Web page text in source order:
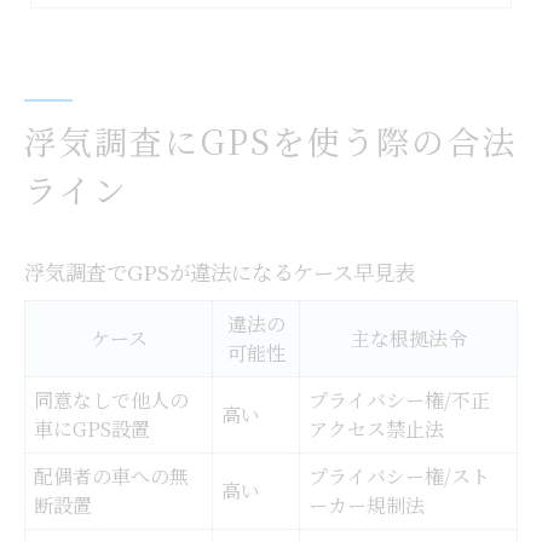
浮気調査用GPS端末タイプ別比較表
小型GPSとアプリの違いを理解しよう
浮気調査に適したGPSの選び方ガイド
自分でできる浮気調査とGPS活用のリスク
自力で浮気調査を行う手順と注意点表
浮気調査GPS利用時にバレる要因とは
自分でGPSを使う場合のリスクを解説
浮気調査でリアルタイム追跡の落とし穴
GPSアプリ活用と小型端末の違い
浮気調査にGPSを使う際の合法
ライン
浮気調査でGPSが違法になるケース早見表
ケース
違法の
可能性
主な根拠法令
同意なしで他人の
車にGPS設置
高い
プライバシー権/不正
アクセス禁止法
配偶者の車への無
断設置
高い
プライバシー権/スト
ーカー規制法